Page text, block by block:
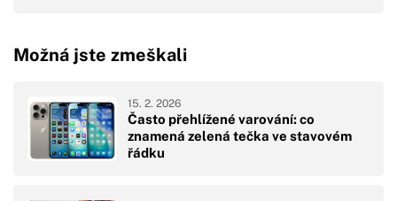
Možná jste zmeškali
Často přehlížené varování: co
znamená zelená tečka ve stavovém
řádku
15. 2. 2026